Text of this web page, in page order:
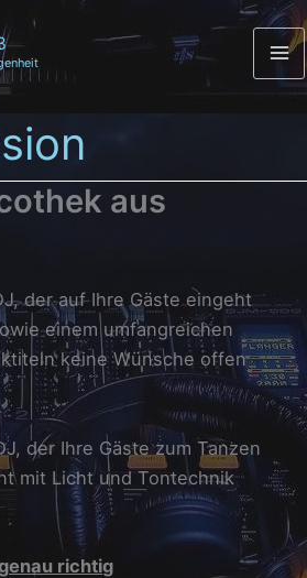
aus
der auf Ihre Gäste eingeht
einem umfangreichen
keine Wünsche offen
der Ihre Gäste zum Tanzen
mit Licht und Tontechnik
enau richtig